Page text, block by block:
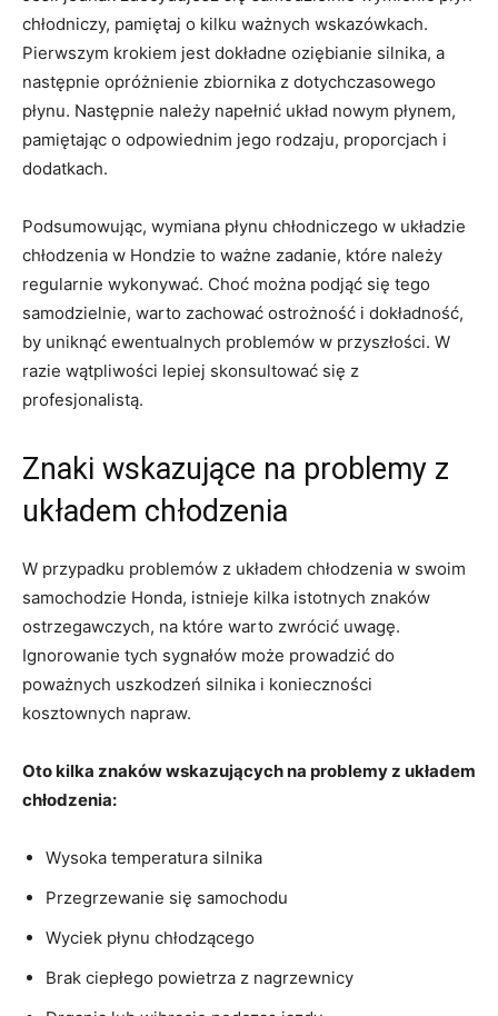
chłodniczy, pamiętaj o kilku ważnych wskazówkach.
Pierwszym krokiem‌ jest dokładne oziębianie silnika, a
następnie opróżnienie zbiornika z‌ dotychczasowego
płynu. Następnie należy napełnić układ nowym płynem,
pamiętając o ​odpowiednim‍ jego rodzaju, proporcjach ‌i
dodatkach.
Podsumowując, ‌wymiana płynu chłodniczego w‍ układzie
chłodzenia w‌ Hondzie to ważne zadanie, które należy
regularnie​ wykonywać. Choć można podjąć się tego
samodzielnie, warto zachować⁤ ostrożność⁤ i dokładność,
by uniknąć ewentualnych problemów w przyszłości. W
‍razie wątpliwości lepiej skonsultować się z​
profesjonalistą.
Znaki wskazujące na problemy z
układem chłodzenia
W przypadku problemów z układem chłodzenia w swoim
samochodzie Honda, istnieje kilka ⁢istotnych znaków
ostrzegawczych, na które warto zwrócić uwagę.
Ignorowanie tych sygnałów⁣ może‌ prowadzić do
poważnych ​uszkodzeń silnika i‌ konieczności
kosztownych napraw.
Oto kilka ‍znaków wskazujących ⁢na ‍problemy z układem
chłodzenia:
Wysoka temperatura silnika
Przegrzewanie ‌się samochodu
Wyciek płynu chłodzącego
Brak ciepłego powietrza z nagrzewnicy